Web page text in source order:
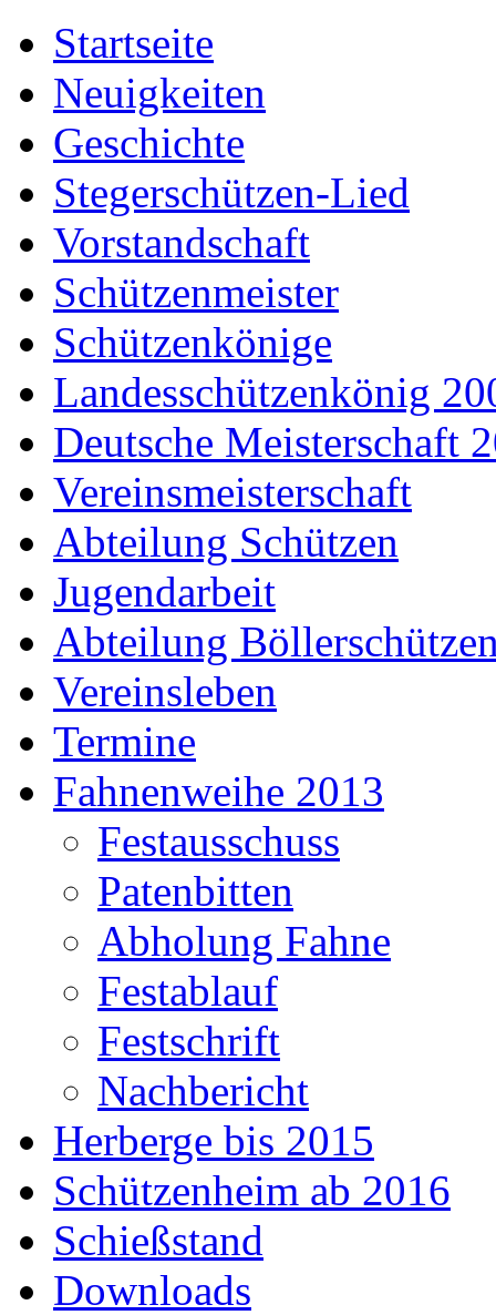
Startseite
Neuigkeiten
Geschichte
Stegerschützen-Lied
Vorstandschaft
Schützenmeister
Schützenkönige
Landesschützenkönig
Deutsche Meisterschaft
Vereinsmeisterschaft
Abteilung Schützen
Jugendarbeit
Abteilung
Vereinsleben
Termine
Fahnenweihe 2013
Festausschuss
Patenbitten
Abholung Fahne
Festablauf
Festschrift
Nachbericht
Herberge bis 2015
Schützenheim ab 2016
Schießstand
Downloads